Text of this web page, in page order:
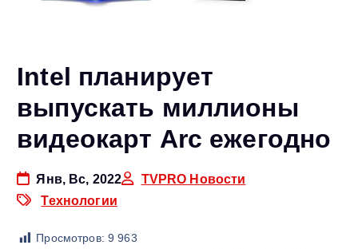
Intel планирует
выпускать миллионы
видеокарт Arc ежегодно
Янв, Вс, 2022
TVPRO Новости
Технологии
Просмотров: 9 963